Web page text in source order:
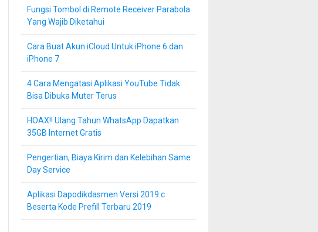
Fungsi Tombol di Remote Receiver Parabola
Yang Wajib Diketahui
Cara Buat Akun iCloud Untuk iPhone 6 dan
iPhone 7
4 Cara Mengatasi Aplikasi YouTube Tidak
Bisa Dibuka Muter Terus
HOAX!! Ulang Tahun WhatsApp Dapatkan
35GB Internet Gratis
Pengertian, Biaya Kirim dan Kelebihan Same
Day Service
Aplikasi Dapodikdasmen Versi 2019.c
Beserta Kode Prefill Terbaru 2019